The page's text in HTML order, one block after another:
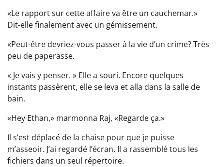
«Le rapport sur cette affaire va être un cauchemar.»
Dit-elle finalement avec un gémissement.
«Peut-être devriez-vous passer à la vie d’un crime? Très
peu de paperasse.
« Je vais y penser. » Elle a souri. Encore quelques
instants passèrent, elle se leva et alla dans la salle de
bain.
«Hey Ethan,» marmonna Raj, «Regarde ça.»
Il s’est déplacé de la chaise pour que je puisse
m’asseoir. J’ai regardé l’écran. Il a rassemblé tous les
fichiers dans un seul répertoire.